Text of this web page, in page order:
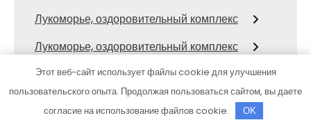
Лукоморье, оздоровительный комплекс
Лукоморье, оздоровительный комплекс
Люкс
Лягуш, мастерская мебели из дерева
Этот веб-сайт использует файлы cookie для улучшения
пользовательского опыта. Продолжая пользоваться сайтом, вы даете
согласие на использование файлов cookie.
OK